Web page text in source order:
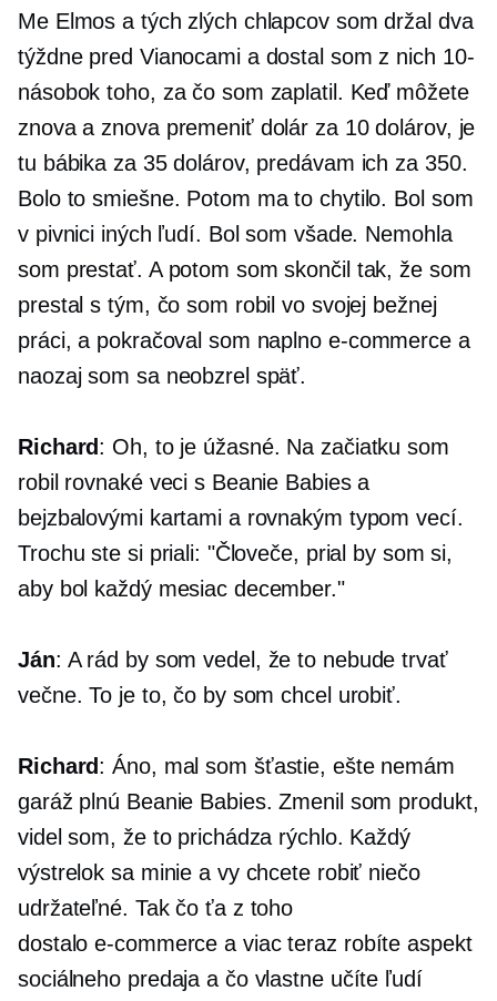
Me Elmos a tých zlých chlapcov som držal dva
týždne pred Vianocami a dostal som z nich 10-
násobok toho, za čo som zaplatil. Keď môžete
znova a znova premeniť dolár za 10 dolárov, je
tu bábika za 35 dolárov, predávam ich za 350.
Bolo to smiešne. Potom ma to chytilo. Bol som
v pivnici iných ľudí. Bol som všade. Nemohla
som prestať. A potom som skončil tak, že som
prestal s tým, čo som robil vo svojej bežnej
práci, a pokračoval som naplno e-commercea
naozaj som sa neobzrel späť.
Richard: Oh, to je úžasné. Na začiatku som
robil rovnaké veci s Beanie Babies a
bejzbalovými kartami a rovnakým typom vecí.
Trochu ste si priali: "Človeče, prial by som si,
aby bol každý mesiac december."
Ján: A rád by som vedel, že to nebude trvať
večne. To je to, čo by som chcel urobiť.
Richard: Áno, mal som šťastie, ešte nemám
garáž plnú Beanie Babies. Zmenil som produkt,
videl som, že to prichádza rýchlo. Každý
výstrelok sa minie a vy chcete robiť niečo
udržateľné. Tak čo ťa z toho
dostaloe-commerce a viac teraz robíte aspekt
sociálneho predaja a čo vlastne učíte ľudí